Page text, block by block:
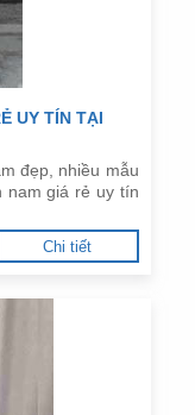
UY TÍN TẠI
đẹp, nhiều mẫu
nam giá rẻ uy tín
Chi tiết